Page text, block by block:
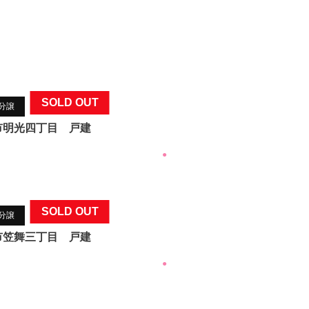
SOLD OUT
譲
明光四丁目 戸建
●
SOLD OUT
譲
笠舞三丁目 戸建
●